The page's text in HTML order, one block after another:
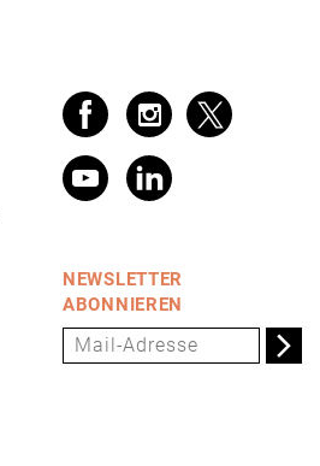
NEWSLETTER
ABONNIEREN